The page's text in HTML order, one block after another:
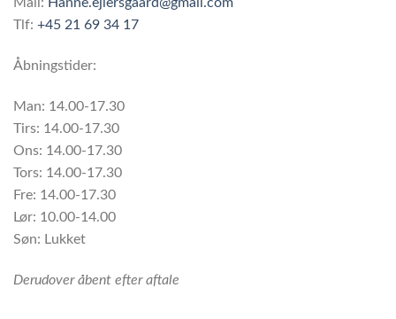
Tlf: +45 21 69 34 17
Åbningstider:
Man: 14.00-17.30
Tirs: 14.00-17.30
Ons: 14.00-17.30
Tors: 14.00-17.30
Fre: 14.00-17.30
Lør: 10.00-14.00
Søn: Lukket
Derudover åbent efter aftale